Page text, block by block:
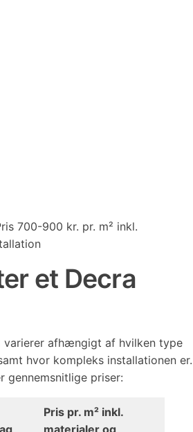
700-900 kr. pr. m² inkl.
et Decra
varierer afhængigt af hvilken type
hvor kompleks installationen er.
gennemsnitlige priser:
Pris pr. m² inkl.
materialer og